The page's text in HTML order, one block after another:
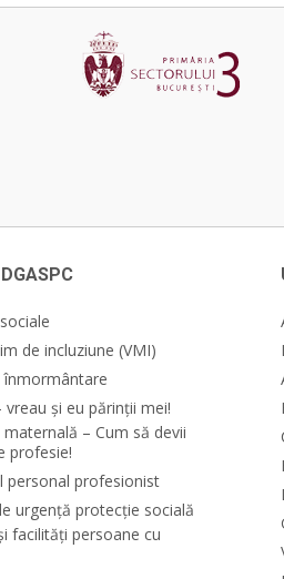
de incluziune (VMI)
vreau și eu părinții mei!
– Cum să devii
profesie!
personal profesionist
urgență protecție socială
facilități persoane cu